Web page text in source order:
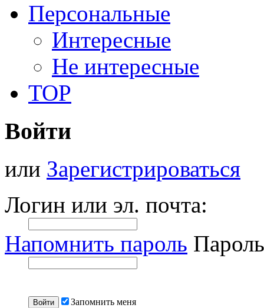
Персональные
Интересные
Не интересные
TOP
Войти
или Зарегистрироваться
Логин или эл. почта:
Напомнить пароль
Запомнить меня